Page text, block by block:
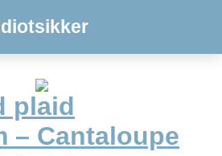
plaid
– Cantaloupe